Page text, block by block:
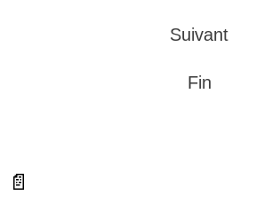
Suivant
Fin
📄